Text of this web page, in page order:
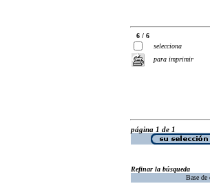
6 / 6
selecciona
para imprimir
página 1 de 1
Refinar la búsqueda
Base de